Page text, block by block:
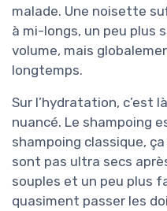
malade. Une noisette
à mi-longs, un peu plus
volume, mais
longtemps.
Sur l’hydratation, c’est
nuancé. Le shampoing
shampoing classique,
sont pas ultra secs
souples et un peu plus
quasiment passer les